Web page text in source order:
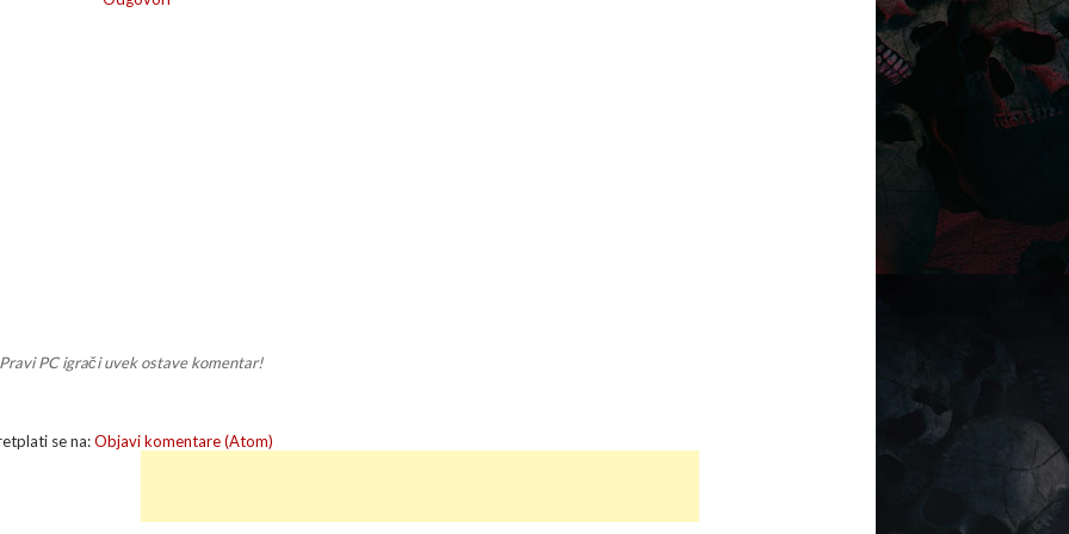
Pravi PC igrači uvek ostave komentar!
se na:Objavi komentare (Atom)